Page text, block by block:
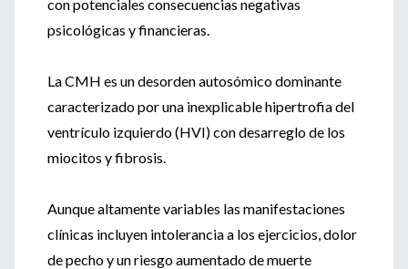
con potenciales consecuencias negativas
psicológicas y financieras.
La CMH es un desorden autosómico dominante
caracterizado por una inexplicable hipertrofia del
ventrículo izquierdo (HVI) con desarreglo de los
miocitos y fibrosis.
Aunque altamente variables las manifestaciones
clínicas incluyen intolerancia a los ejercicios, dolor
de pecho y un riesgo aumentado de muerte